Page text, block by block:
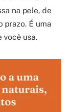
na pele, de
prazo. É uma
você usa.